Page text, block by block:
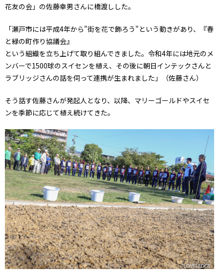
花友の会」の佐藤幸男さんに橋渡しした。
「瀬戸市には平成4年から"街を花で飾ろう"という動きがあり、『春
と緑の町作り協議会』
という組織を立ち上げて取り組んできました。令和4年には地元のメ
ンバーで1500球のスイセンを植え、その後に朝日インテックさんと
ラブリッジさんの話を伺って連携が生まれました」（佐藤さん）
そう話す佐藤さんが発起人となり、以降、マリーゴールドやスイセ
ンを季節に応じて植え続けてきた。